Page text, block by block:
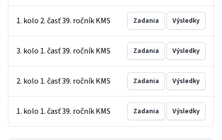
1. kolo 2. časť 39. ročník KMS Zadania Výsledky
3. kolo 1. časť 39. ročník KMS Zadania Výsledky
2. kolo 1. časť 39. ročník KMS Zadania Výsledky
1. kolo 1. časť 39. ročník KMS Zadania Výsledky